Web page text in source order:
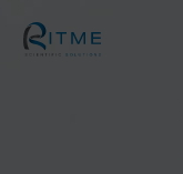
content